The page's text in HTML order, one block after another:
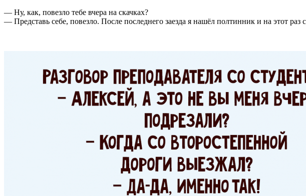
— Ну, как, повезло тебе вчера на скачках?
— Представь себе, повезло. После последнего заезда я нашёл полтинник и на этот раз